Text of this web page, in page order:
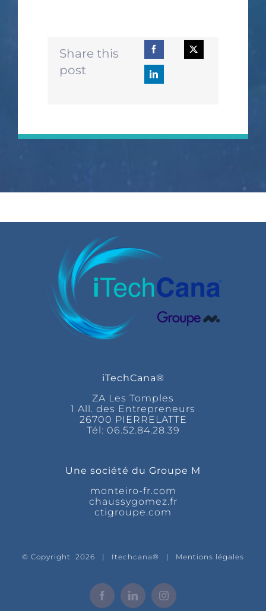
Share this
post
iTechCana®
ZA Les Tomples
1 All. des Entrepreneurs
26700 PIERRELATTE
Tél: 06.52.84.28.39
Une société du Groupe M
monteiro-fr.com
chaussygomez.fr
ctigroupe.com
© Copyright 2026 | Itechcana® | Mentions légales
FacebookLinkedInInstagram